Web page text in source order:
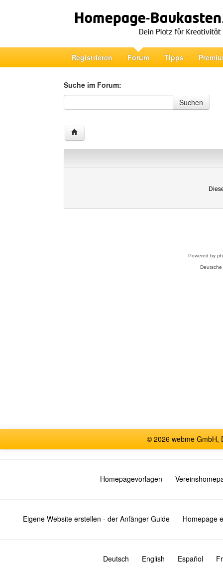
Registrieren Forum Tipps
Suche im Forum:
Suche im Forum
Suchen
Powered by
© 2026 webme GmbH,
Homepagevorlagen
Eigene Website erstellen - der Anfänger Guide Homepage
Deutsch English Español